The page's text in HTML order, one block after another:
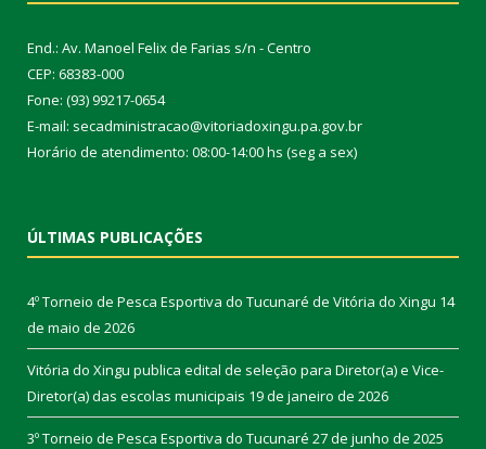
End.: Av. Manoel Felix de Farias s/n - Centro
CEP: 68383-000
Fone: (93) 99217-0654
E-mail: secadministracao@vitoriadoxingu.pa.gov.br
Horário de atendimento: 08:00-14:00 hs (seg a sex)
ÚLTIMAS PUBLICAÇÕES
4º Torneio de Pesca Esportiva do Tucunaré de Vitória do Xingu 14
de maio de 2026
Vitória do Xingu publica edital de seleção para Diretor(a) e Vice-
Diretor(a) das escolas municipais 19 de janeiro de 2026
3º Torneio de Pesca Esportiva do Tucunaré 27 de junho de 2025